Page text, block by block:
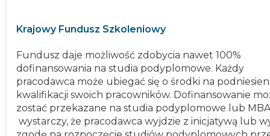
Krajowy Fundusz Szkoleniowy
Fundusz daje możliwość zdobycia nawet 100%
dofinansowania na studia podyplomowe. Każdy
pracodawca może ubiegać się o środki na
kwalifikacji swoich pracowników. Dofinansowanie
zostać przekazane na studia podyplomowe lub
wystarczy, że pracodawca wyjdzie z inicjatywą lub